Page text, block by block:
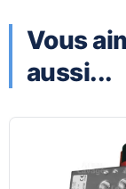
Vous
aussi...